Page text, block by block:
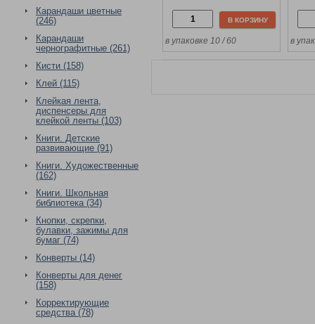
Карандаши цветные
(246)
Карандаши
чернографитные (261)
Кисти (158)
Клей (115)
Клейкая лента,
диспенсеры для
клейкой ленты (103)
Книги. Детские
развивающие (91)
Книги. Художественные
(162)
Книги. Школьная
библиотека (34)
Кнопки, скрепки,
булавки, зажимы для
бумаг (74)
Конверты (14)
Конверты для денег
(158)
Корректирующие
средства (78)
В КОРЗИНУ
в упаковке 10 / 60 в